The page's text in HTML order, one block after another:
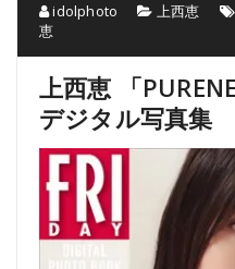
idolphoto 上西恵
恵
上西恵 「
デジタル写真集